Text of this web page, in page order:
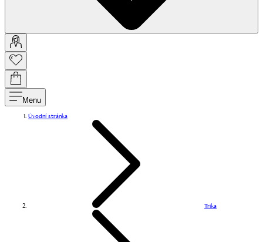
Menu
Úvodní stránka
Trika